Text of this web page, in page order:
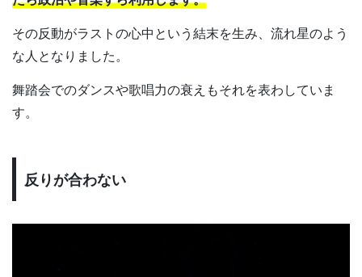
その反動がラストの心中という結末を生み、流れ星のよう
な人となりました。
舞踏会でのダンスや歌唱力の衰えもそれを表わしていま
す。
反りが合わない